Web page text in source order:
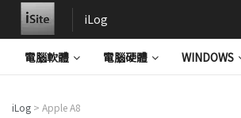
iLog
電腦軟體 電腦硬體 WINDOWS
iLog > Apple A8